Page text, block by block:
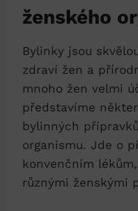
ženského
Bylinky jsou
zdraví žen a
mnoho žen velmi
představíme
bylinných
organismu. Jde o
konvenčním
různými ženskými